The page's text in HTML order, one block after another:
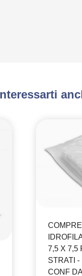
7,5 X 7,5
STRATI -
CONF